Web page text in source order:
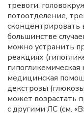
тревоги,
потоотделение,
большинстве
можно устранить
реакциях
медицинская
декстрозы
может возрастать
с другими ЛС (см.